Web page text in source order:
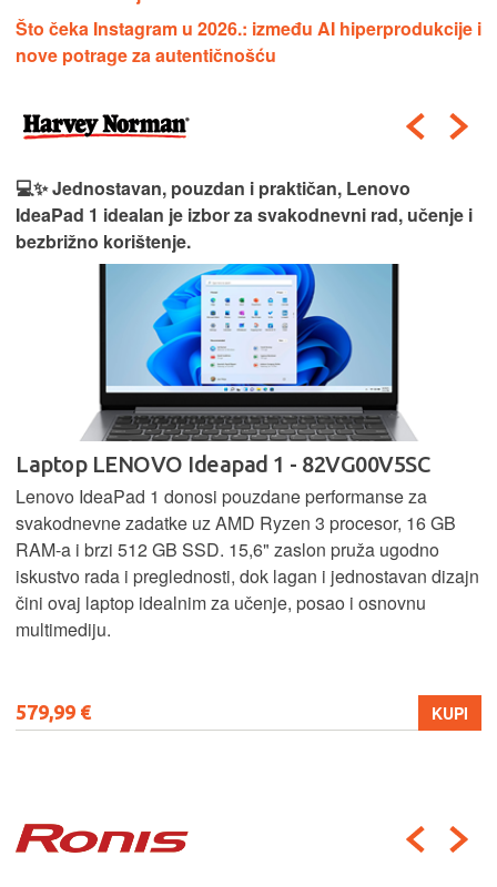
Što čeka Instagram u 2026.: između AI hiperprodukcije i
nove potrage za autentičnošću
💻✨ Jednostavan, pouzdan i praktičan, Lenovo
IdeaPad 1 idealan je izbor za svakodnevni rad, učenje i
bezbrižno korištenje.
Laptop LENOVO Ideapad 1 - 82VG00V5SC
Lenovo IdeaPad 1 donosi pouzdane performanse za
svakodnevne zadatke uz AMD Ryzen 3 procesor, 16 GB
RAM-a i brzi 512 GB SSD. 15,6" zaslon pruža ugodno
iskustvo rada i preglednosti, dok lagan i jednostavan dizajn
čini ovaj laptop idealnim za učenje, posao i osnovnu
multimediju.
579,99 € KUPI